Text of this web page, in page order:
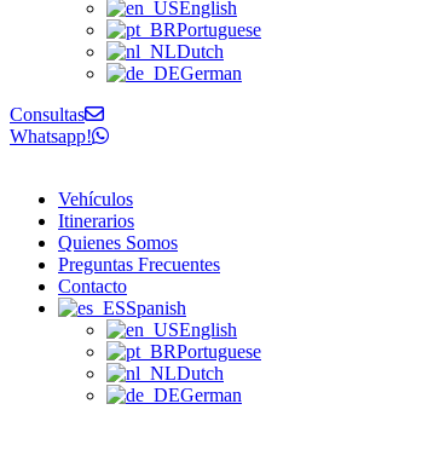
English
Portuguese
Dutch
German
Consultas
Whatsapp!
Vehículos
Itinerarios
Quienes Somos
Preguntas Frecuentes
Contacto
Spanish
English
Portuguese
Dutch
German